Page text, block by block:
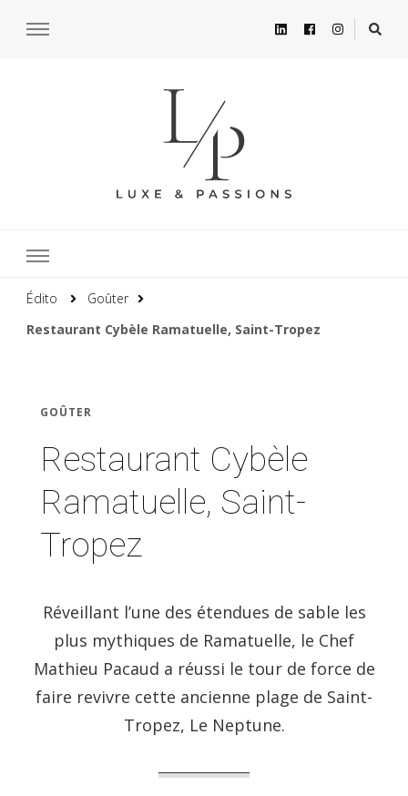
Édito
Goûter
Restaurant Cybèle Ramatuelle, Saint-Tropez
GOÛTER
Restaurant Cybèle
Ramatuelle, Saint-
Tropez
Réveillant l’une des étendues de sable les
plus mythiques de Ramatuelle, le Chef
Mathieu Pacaud a réussi le tour de force de
faire revivre cette ancienne plage de Saint-
Tropez, Le Neptune.